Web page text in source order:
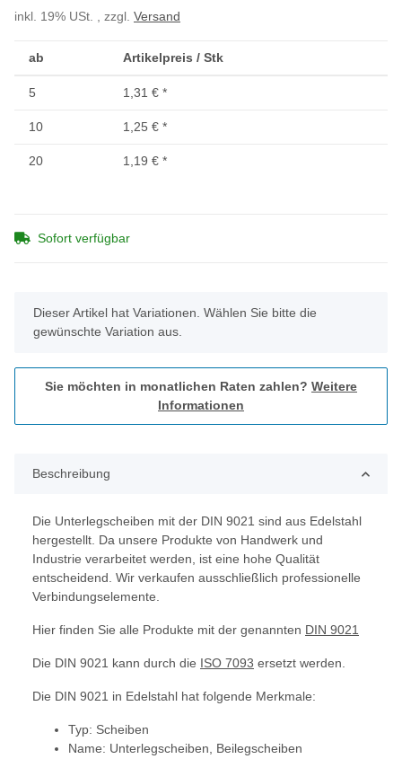
inkl. 19% USt. , zzgl. Versand
ab Artikelpreis / Stk
5 1,31 € *
10 1,25 € *
20 1,19 € *
Sofort verfügbar
x
Dieser Artikel hat Variationen. Wählen Sie bitte die
gewünschte Variation aus.
Sie möchten in monatlichen Raten zahlen? Weitere
Informationen
Beschreibung
Die Unterlegscheiben mit der DIN 9021 sind aus Edelstahl
hergestellt. Da unsere Produkte von Handwerk und
Industrie verarbeitet werden, ist eine hohe Qualität
entscheidend. Wir verkaufen ausschließlich professionelle
Verbindungselemente.
Hier finden Sie alle Produkte mit der genannten DIN 9021
Die DIN 9021 kann durch die ISO 7093 ersetzt werden.
Die DIN 9021 in Edelstahl hat folgende Merkmale:
Typ: Scheiben
Name: Unterlegscheiben, Beilegscheiben